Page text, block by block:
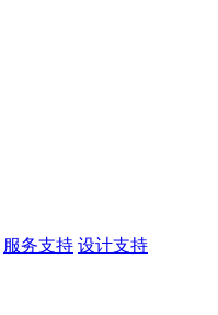
服务支持 设计支持